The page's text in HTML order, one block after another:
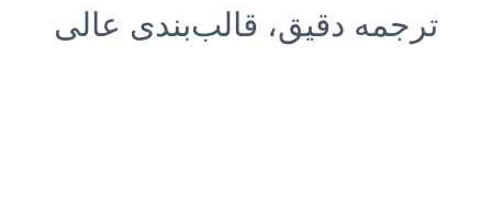
ترجمه دقیق، قالب‌بندی عالی